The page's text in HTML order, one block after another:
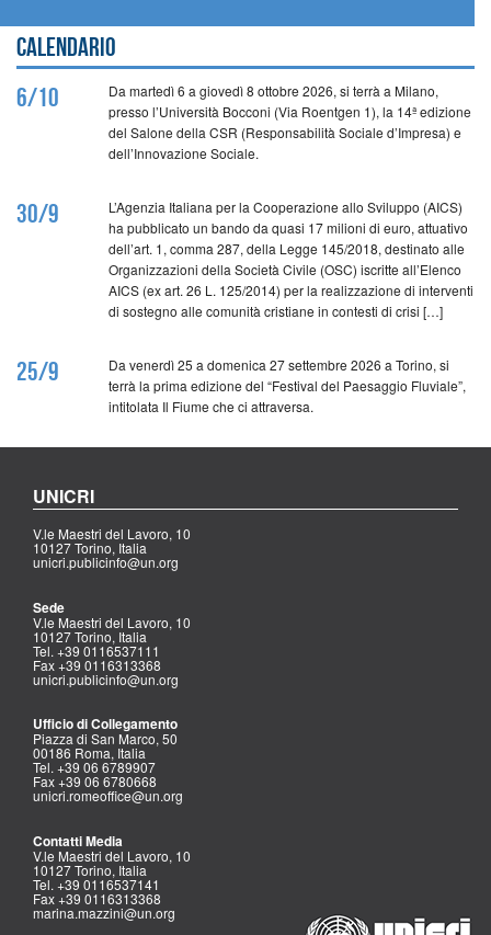
Calendario
6/10
Da martedì 6 a giovedì 8 ottobre 2026, si terrà a Milano,
presso l’Università Bocconi (Via Roentgen 1), la 14ª edizione
del Salone della CSR (Responsabilità Sociale d’Impresa) e
dell’Innovazione Sociale.
30/9
L’Agenzia Italiana per la Cooperazione allo Sviluppo (AICS)
ha pubblicato un bando da quasi 17 milioni di euro, attuativo
dell’art. 1, comma 287, della Legge 145/2018, destinato alle
Organizzazioni della Società Civile (OSC) iscritte all’Elenco
AICS (ex art. 26 L. 125/2014) per la realizzazione di interventi
di sostegno alle comunità cristiane in contesti di crisi […]
25/9
Da venerdì 25 a domenica 27 settembre 2026 a Torino, si
terrà la prima edizione del “Festival del Paesaggio Fluviale”,
intitolata Il Fiume che ci attraversa.
UNICRI
V.le Maestri del Lavoro, 10
10127 Torino, Italia
unicri.publicinfo@un.org
Sede
V.le Maestri del Lavoro, 10
10127 Torino, Italia
Tel. +39 0116537111
Fax +39 0116313368
unicri.publicinfo@un.org
Ufficio di Collegamento
Piazza di San Marco, 50
00186 Roma, Italia
Tel. +39 06 6789907
Fax +39 06 6780668
unicri.romeoffice@un.org
Contatti Media
V.le Maestri del Lavoro, 10
10127 Torino, Italia
Tel. +39 0116537141
Fax +39 0116313368
marina.mazzini@un.org